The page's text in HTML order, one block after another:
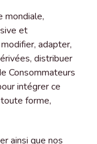
mondiale,
et
adapter,
distribuer
Consommateurs
intégrer ce
forme,
ainsi que nos